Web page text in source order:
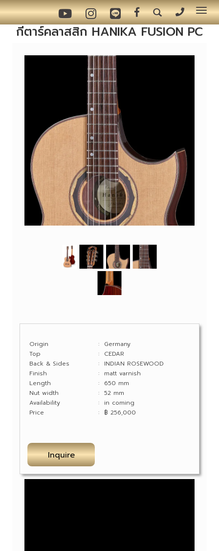
กีตาร์คลาสสิก HANIKA FUSION PC
Origin
: Germany
Top
: CEDAR
Back & Sides
: INDIAN ROSEWOOD
Finish
: matt varnish
Length
: 650 mm
Nut width
: 52 mm
Availability
: in coming
Price
: ฿ 256,000
Inquire